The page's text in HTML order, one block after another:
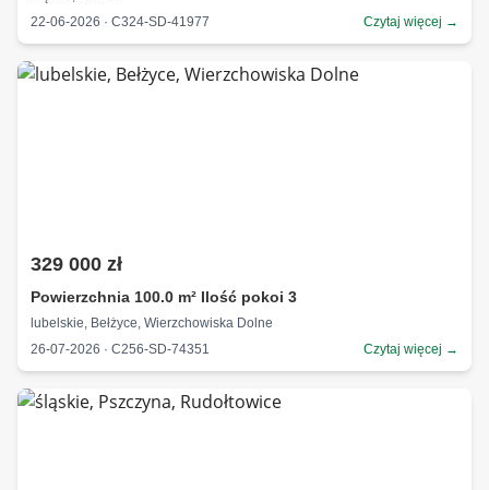
22-06-2026 · C324-SD-41977
Czytaj więcej →
329 000 zł
Powierzchnia 100.0 m² Ilość pokoi 3
lubelskie, Bełżyce, Wierzchowiska Dolne
26-07-2026 · C256-SD-74351
Czytaj więcej →